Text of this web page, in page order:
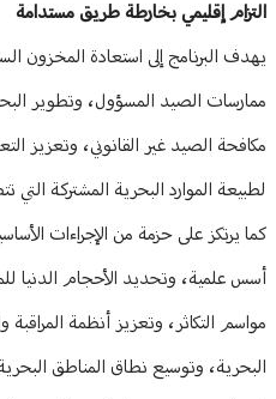
التزام إقليمي بخارطة طريق مستدامة
يهدف البرنامج إلى استعادة المخزون
ممارسات الصيد المسؤول، وتطوير
مكافحة الصيد غير القانوني، وتعزيز
لطبيعة الموارد البحرية المشتركة التي
كما يرتكز على حزمة من الإجراءات
أسس علمية، وتحديد الأحجام الدنيا
مواسم التكاثر، وتعزيز أنظمة المراقبة
البحرية، وتوسيع نطاق المناطق